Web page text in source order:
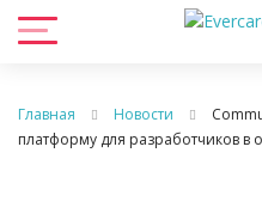
Главная Новости
платформу для разработчиков в